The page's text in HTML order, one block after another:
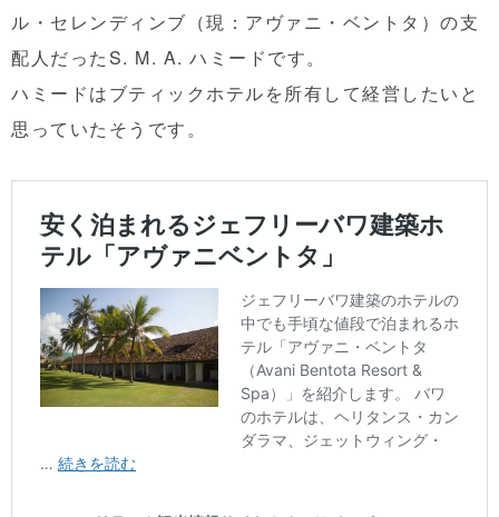
ル・セレンディンブ（現：アヴァニ・ベントタ）の支
配人だったS. M. A. ハミードです。
ハミードはブティックホテルを所有して経営したいと
思っていたそうです。